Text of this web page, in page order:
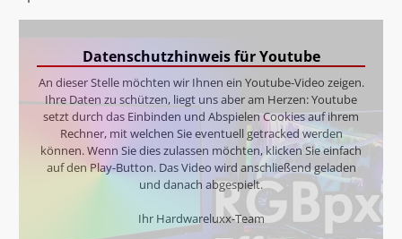
Datenschutzhinweis für Youtube
An dieser Stelle möchten wir Ihnen ein Youtube-Video zeigen.
Ihre Daten zu schützen, liegt uns aber am Herzen: Youtube
setzt durch das Einbinden und Abspielen Cookies auf ihrem
Rechner, mit welchen Sie eventuell getracked werden
können. Wenn Sie dies zulassen möchten, klicken Sie einfach
auf den Play-Button. Das Video wird anschließend geladen
und danach abgespielt.
Ihr Hardwareluxx-Team